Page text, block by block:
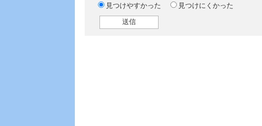
見つけやすかった
見つけにくかった